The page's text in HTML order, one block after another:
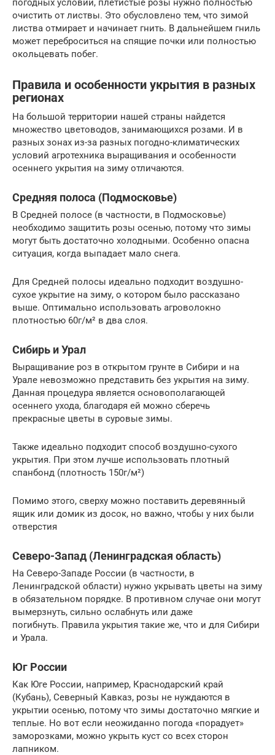
погодных условий, плетистые розы нужно полностью
очистить от листвы. Это обусловлено тем, что зимой
листва отмирает и начинает гнить. В дальнейшем гниль
может переброситься на спящие почки или полностью
окольцевать побег.
Правила и особенности укрытия в разных
регионах
На большой территории нашей страны найдется
множество цветоводов, занимающихся розами. И в
разных зонах из-за разных погодно-климатических
условий агротехника выращивания и особенности
осеннего укрытия на зиму отличаются.
Средняя полоса (Подмосковье)
В Средней полосе (в частности, в Подмосковье)
необходимо защитить розы осенью, потому что зимы
могут быть достаточно холодными. Особенно опасна
ситуация, когда выпадает мало снега.
Для Средней полосы идеально подходит воздушно-
сухое укрытие на зиму, о котором было рассказано
выше. Оптимально использовать агроволокно
плотностью 60г/м² в два слоя.
Сибирь и Урал
Выращивание роз в открытом грунте в Сибири и на
Урале невозможно представить без укрытия на зиму.
Данная процедура является основополагающей
осеннего ухода, благодаря ей можно сберечь
прекрасные цветы в суровые зимы.
Также идеально подходит способ воздушно-сухого
укрытия. При этом лучше использовать плотный
спанбонд (плотность 150г/м²)
Помимо этого, сверху можно поставить деревянный
ящик или домик из досок, но важно, чтобы у них были
отверстия
Северо-Запад (Ленинградская область)
На Северо-Западе России (в частности, в
Ленинградской области) нужно укрывать цветы на зиму
в обязательном порядке. В противном случае они могут
вымерзнуть, сильно ослабнуть или даже
погибнуть. Правила укрытия такие же, что и для Сибири
и Урала.
Юг России
Как Юге России, например, Краснодарский край
(Кубань), Северный Кавказ, розы не нуждаются в
укрытии осенью, потому что зимы достаточно мягкие и
теплые. Но вот если неожиданно погода «порадует»
заморозками, можно укрыть куст со всех сторон
лапником.